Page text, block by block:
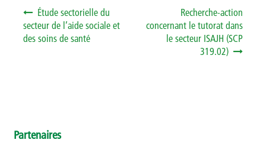
Navigation de l’article
Étude sectorielle du
secteur de l’aide sociale et
des soins de santé
Recherche-action
concernant le tutorat dans
le secteur ISAJH (SCP
319.02)
Partenaires